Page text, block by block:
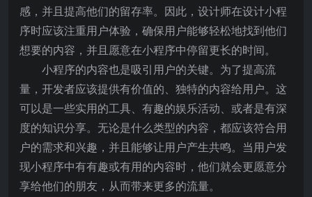
感，并且提高他们的留存率。因此，设计师在设计小程
序时应该注重用户体验，确保用户能够轻松地找到他们
想要的内容，并且愿意在小程序中停留更长的时间。
小程序的内容也是吸引用户的关键。为了提高流
量，开发者应该提供有价值的、独特的内容给用户。这
可以是一些实用的工具、有趣的娱乐活动、或者是有深
度的知识分享。无论是什么类型的内容，都应该符合用
户的需求和兴趣，并且能够让用户产生共鸣。当用户发
现小程序中有有趣或有用的内容时，他们就会更愿意分
享给他们的朋友，从而带来更多的流量。